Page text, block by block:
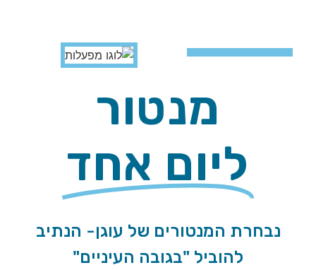
מנטור
ליום אחד
נבחרת המנטורים של עוגן- הנתיב
להוביל "בגובה העיניים"